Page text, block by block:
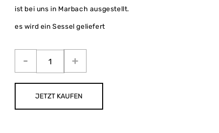
ist bei uns in Marbach ausgestellt.
es wird ein Sessel geliefert
JETZT KAUFEN